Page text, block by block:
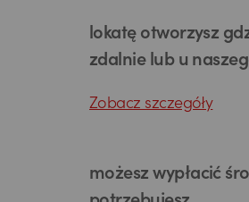
lokatę otworzysz
zdalnie lub u
Zobacz szczegóły
możesz wypłacić